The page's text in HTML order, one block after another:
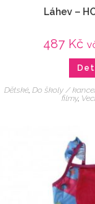
Láhev –
487 Kč
Dětské, Do školy /
filmy,